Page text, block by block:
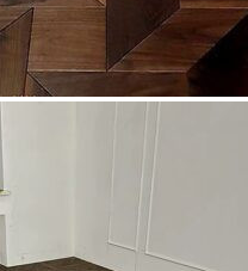
царапин. Полы,
Системы для локального